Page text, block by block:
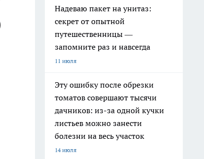
Надеваю пакет на унитаз:
секрет от опытной
путешественницы —
запомните раз и навсегда
11 июля
Эту ошибку после обрезки
томатов совершают тысячи
дачников: из-за одной кучки
листьев можно занести
болезни на весь участок
14 июля